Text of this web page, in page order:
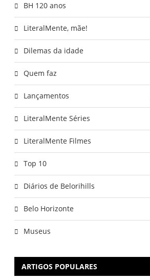
BH 120 anos
LiteralMente, mãe!
Dilemas da idade
Quem faz
Lançamentos
LiteralMente Séries
LiteralMente Filmes
Top 10
Diários de Belorihills
Belo Horizonte
Museus
ARTIGOS POPULARES